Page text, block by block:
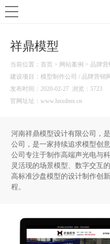
祥鼎模型
当前位置： 首页 > 网站案例 > 品牌营
建设项目：模型制作公司 / 品牌营销
发布时间： 2020-02-27 浏览：5723
官网址址： www.hnxdmx.cn
河南祥鼎模型设计有限公司，
公司，是一家持续追求模型创
公司专注于制作高端声光电与
灵活现的场景模型、数字交互
高标准沙盘模型的设计制作创
程。